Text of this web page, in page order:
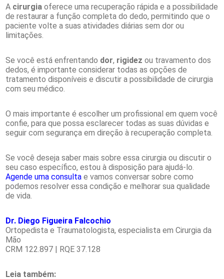
A cirurgia oferece uma recuperação rápida e a possibilidade
de restaurar a função completa do dedo, permitindo que o
paciente volte a suas atividades diárias sem dor ou
limitações.
Se você está enfrentando dor, rigidez ou travamento dos
dedos, é importante considerar todas as opções de
tratamento disponíveis e discutir a possibilidade de cirurgia
com seu médico.
O mais importante é escolher um profissional em quem você
confie, para que possa esclarecer todas as suas dúvidas e
seguir com segurança em direção à recuperação completa.
Se você deseja saber mais sobre essa cirurgia ou discutir o
seu caso específico, estou à disposição para ajudá-lo.
Agende uma consulta e vamos conversar sobre como
podemos resolver essa condição e melhorar sua qualidade
de vida.
Dr. Diego Figueira Falcochio
Ortopedista e Traumatologista, especialista em Cirurgia da
Mão
CRM 122.897 | RQE 37.128
Leia também: